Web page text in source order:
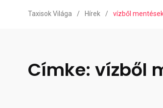
Taxisok Világa / Hírek / vízből
Címke: vízből